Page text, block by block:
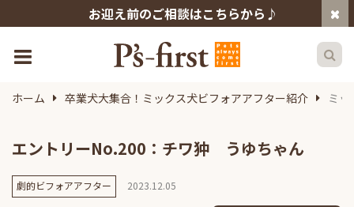
お迎え前のご相談はこちらから♪
ホーム 卒業犬大集合！ミックス犬ビフォアアフター紹介 ミ
エントリーNo.200：チワ狆 うゆちゃん
劇的ビフォアアフター 2023.12.05